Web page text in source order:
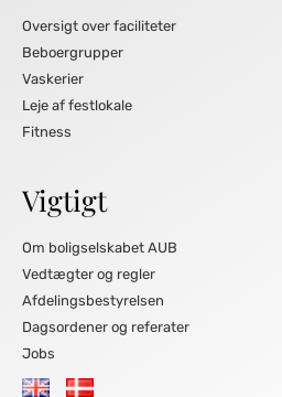
Oversigt over faciliteter
Beboergrupper
Vaskerier
Leje af festlokale
Fitness
Vigtigt
Om boligselskabet AUB
Vedtægter og regler
Afdelingsbestyrelsen
Dagsordener og referater
Jobs